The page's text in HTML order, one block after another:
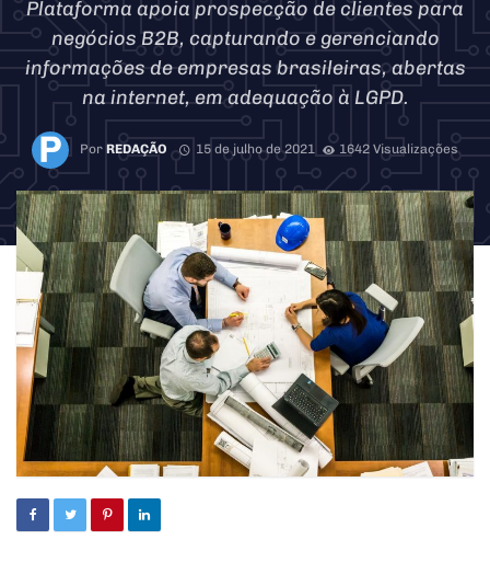
Plataforma apoia prospecção de clientes para
negócios B2B, capturando e gerenciando
informações de empresas brasileiras, abertas
na internet, em adequação à LGPD.
Por REDAÇÃO 15 de julho de 2021 1642 Visualizações